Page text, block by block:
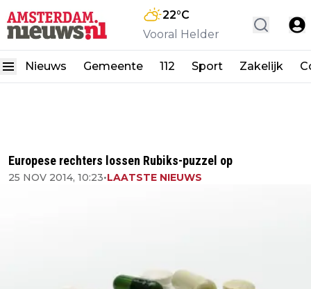
22°C
Vooral Helder
Nieuws Gemeente 112 Sport Zakelijk
Europese rechters lossen Rubiks-puzzel op
25 NOV 2014, 10:23•LAATSTE NIEUWS